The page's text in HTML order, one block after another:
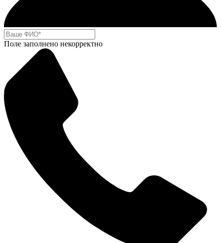
Поле заполнено некорректно